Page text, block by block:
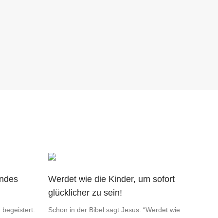
begeistert:
Werdet wie die Kinder, um sofort
glücklicher zu sein!
Schon in der Bibel sagt Jesus: “Werdet wie